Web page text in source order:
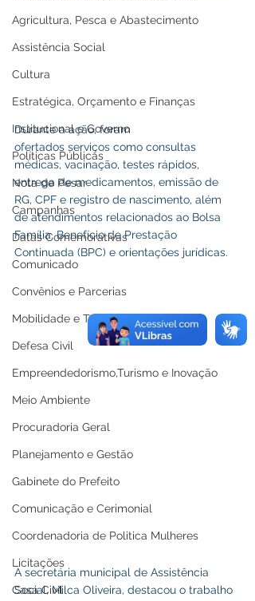
Agricultura, Pesca e Abastecimento
Assistência Social
Cultura
Estratégica, Orçamento e Finanças
Institucional e Governo
Políticas Públicas
Nota de Pesar
Campanhas
Datas Comemorativas
Comunicado
Convênios e Parcerias
Mobilidade e Trânsito
Defesa Civil
Empreendedorismo,Turismo e Inovação
Meio Ambiente
Procuradoria Geral
Planejamento e Gestão
Gabinete do Prefeito
Comunicação e Cerimonial
Coordenadoria de Politica Mulheres
Licitações
Casa Civil
Durante a ação, foram
ofertados serviços como consultas
médicas, vacinação, testes rápidos,
entrega de medicamentos, emissão de
RG, CPF e registro de nascimento, além
de atendimentos relacionados ao Bolsa
Família, Benefício de Prestação
Continuada (BPC) e orientações jurídicas.
A secretária municipal de Assistência
Social, Milca Oliveira, destacou o trabalho